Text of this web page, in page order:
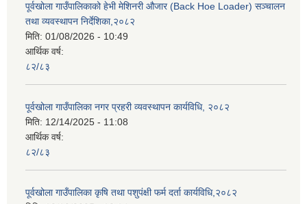
पूर्वखोला गाउँपालिकाको हेभी मेशिनरी औजार (Back Hoe Loader) सञ्चालन
तथा व्यवस्थापन निर्देशिका,२०८२
मिति: 01/08/2026 - 10:49
आर्थिक वर्ष:
८२/८३
पूर्वखोला गाउँपालिका नगर प्रहरी व्यवस्थापन कार्यविधि, २०८२
मिति: 12/14/2025 - 11:08
आर्थिक वर्ष:
८२/८३
पूर्वखोला गाउँपालिका कृषि तथा पशुपंक्षी फर्म दर्ता कार्यविधि,२०८२